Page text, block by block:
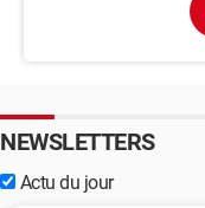
NEWSLETTERS
Actu du jour